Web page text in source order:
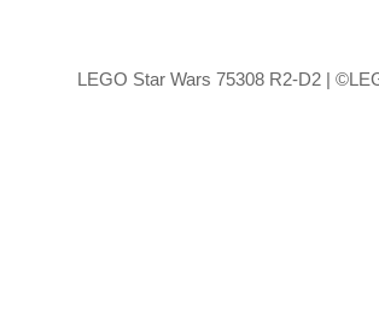
LEGO Star Wars 75308 R2-D2 |